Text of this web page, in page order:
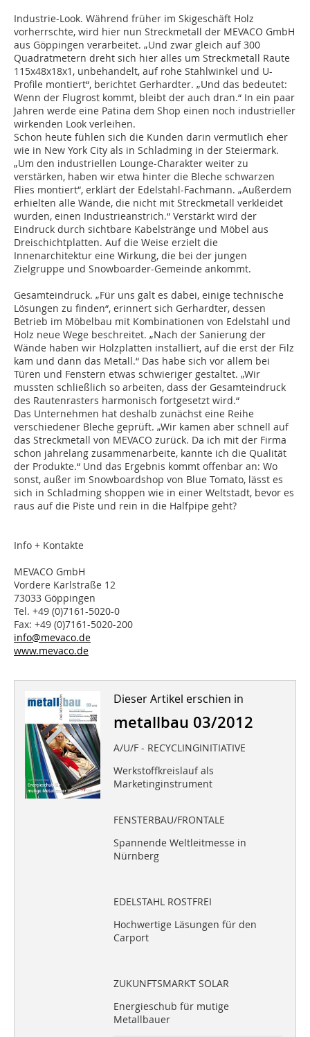
Industrie-Look. Während früher im Skigeschäft Holz
vorherrschte, wird hier nun Streckmetall der MEVACO GmbH
aus Göppingen verarbeitet. „Und zwar gleich auf 300
Quadratmetern dreht sich hier alles um Streckmetall Raute
115x48x18x1, unbehandelt, auf rohe Stahlwinkel und U-
Profile montiert“, berichtet Gerhardter. „Und das bedeutet:
Wenn der Flugrost kommt, bleibt der auch dran.“ In ein paar
Jahren werde eine Patina dem Shop einen noch industrieller
wirkenden Look verleihen.
Schon heute fühlen sich die Kunden darin vermutlich eher
wie in New York City als in Schladming in der Steiermark.
„Um den industriellen Lounge-Charakter weiter zu
verstärken, haben wir etwa hinter die Bleche schwarzen
Flies montiert“, erklärt der Edelstahl-Fachmann. „Außerdem
erhielten alle Wände, die nicht mit Streckmetall verkleidet
wurden, einen Industrieanstrich.“ Verstärkt wird der
Eindruck durch sichtbare Kabelstränge und Möbel aus
Dreischichtplatten. Auf die Weise erzielt die
Innenarchitektur eine Wirkung, die bei der jungen
Zielgruppe und Snowboarder-Gemeinde ankommt.
Gesamteindruck. „Für uns galt es dabei, einige technische
Lösungen zu finden“, erinnert sich Gerhardter, dessen
Betrieb im Möbelbau mit Kombinationen von Edelstahl und
Holz neue Wege beschreitet. „Nach der Sanierung der
Wände haben wir Holzplatten installiert, auf die erst der Filz
kam und dann das Metall.“ Das habe sich vor allem bei
Türen und Fenstern etwas schwieriger gestaltet. „Wir
mussten schließlich so arbeiten, dass der Gesamteindruck
des Rautenrasters harmonisch fortgesetzt wird.“
Das Unternehmen hat deshalb zunächst eine Reihe
verschiedener Bleche geprüft. „Wir kamen aber schnell auf
das Streckmetall von MEVACO zurück. Da ich mit der Firma
schon jahrelang zusammenarbeite, kannte ich die Qualität
der Produkte.“ Und das Ergebnis kommt offenbar an: Wo
sonst, außer im Snowboardshop von Blue Tomato, lässt es
sich in Schladming shoppen wie in einer Weltstadt, bevor es
raus auf die Piste und rein in die Halfpipe geht?
Info + Kontakte
MEVACO GmbH
Vordere Karlstraße 12
73033 Göppingen
Tel. +49 (0)7161-5020-0
Fax: +49 (0)7161-5020-200
info@mevaco.de
www.mevaco.de
Dieser Artikel erschien in
metallbau 03/2012
A/U/F - RECYCLINGINITIATIVE
Werkstoffkreislauf als
Marketinginstrument
FENSTERBAU/FRONTALE
Spannende Weltleitmesse in
Nürnberg
EDELSTAHL ROSTFREI
Hochwertige Läsungen für den
Carport
ZUKUNFTSMARKT SOLAR
Energieschub für mutige
Metallbauer